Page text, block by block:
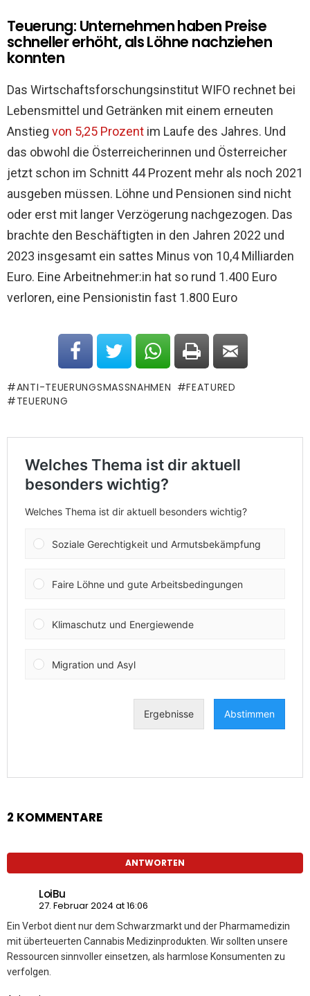
Teuerung: Unternehmen haben Preise
schneller erhöht, als Löhne nachziehen
konnten
Das Wirtschaftsforschungsinstitut WIFO rechnet bei
Lebensmittel und Getränken mit einem erneuten
Anstieg von 5,25 Prozent im Laufe des Jahres. Und
das obwohl die Österreicherinnen und Österreicher
jetzt schon im Schnitt 44 Prozent mehr als noch 2021
ausgeben müssen. Löhne und Pensionen sind nicht
oder erst mit langer Verzögerung nachgezogen. Das
brachte den Beschäftigten in den Jahren 2022 und
2023 insgesamt ein sattes Minus von 10,4 Milliarden
Euro. Eine Arbeitnehmer:in hat so rund 1.400 Euro
verloren, eine Pensionistin fast 1.800 Euro
ANTI-TEUERUNGSMASSNAHMEN
FEATURED
TEUERUNG
2 KOMMENTARE
ANTWORTEN
LoiBu
27. Februar 2024 at 16:06
Ein Verbot dient nur dem Schwarzmarkt und der Pharmamedizin
mit überteuerten Cannabis Medizinprodukten. Wir sollten unsere
Ressourcen sinnvoller einsetzen, als harmlose Konsumenten zu
verfolgen.